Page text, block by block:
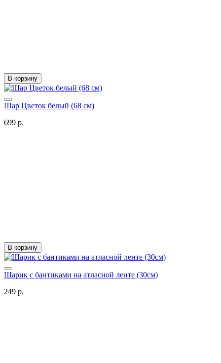
В корзину
Шар Цветок белый (68 см)
699 р.
В корзину
Шарик с бантиками на атласной ленте (30см)
249 р.